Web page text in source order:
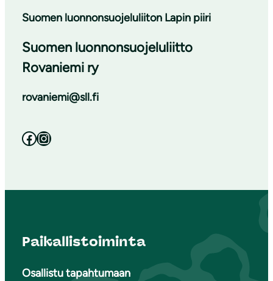
Suomen luonnonsuojeluliiton Lapin piiri
Suomen luonnonsuojeluliitto
Rovaniemi ry
rovaniemi@sll.fi
Facebook Instagram
Paikallistoiminta
Osallistu tapahtumaan